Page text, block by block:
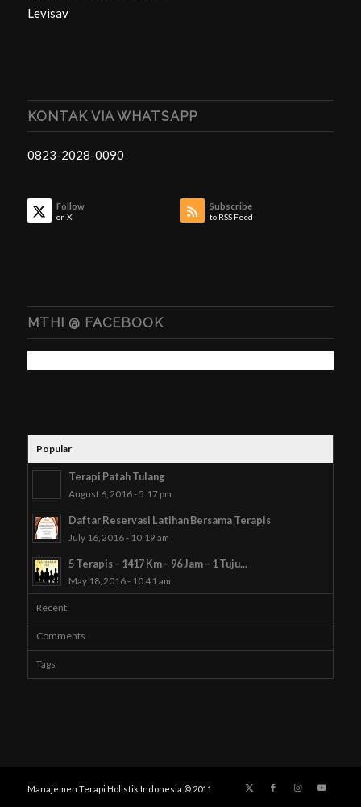
Levisav
KONTAK VIA WHATSAPP
0823-2028-0090
Follow
on X
Subscribe
to RSS Feed
MTHI @ FACEBOOK
Popular
Terapi Patah Tulang
August 6, 2016 - 5:17 pm
Daftar Reservasi Latihan Bersama Terapis
July 16, 2016 - 10:19 am
5 Terapis – 1417 Km – 96 Jam – 1 Tuju...
May 18, 2016 - 10:41 am
Recent
Comments
Tags
Manajemen Terapi Holistik Indonesia © 2011